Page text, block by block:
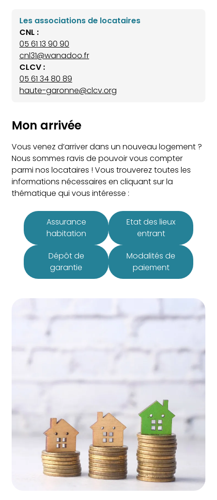
Les associations de locataires
CNL :
05 61 13 90 90
cnl31@wanadoo.fr
CLCV :
05 61 34 80 89
haute-garonne@clcv.org
Mon arrivée
Vous venez d’arriver dans un nouveau logement ?
Nous sommes ravis de pouvoir vous compter
parmi nos locataires ! Vous trouverez toutes les
informations nécessaires en cliquant sur la
thématique qui vous intéresse :
Assurance
habitation
Etat des lieux
entrant
Dépôt de
garantie
Modalités de
paiement